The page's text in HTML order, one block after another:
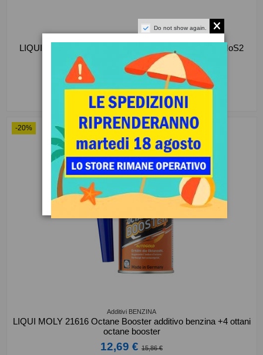
LIQUI MOLY 21668 Motorbike Oil Additive - Additivo MoS2
antiattrito olio motore Moto...
15,78 €19,73 €
Aggiungi al carrello
-20%
Additivi BENZINA
LIQUI MOLY 21616 Octane Booster additivo benzina +4 ottani
octane booster
12,69 € 15,86 €
Do not show again.